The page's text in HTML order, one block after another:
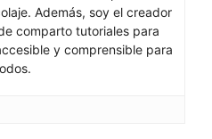
Además, soy el creador
comparto tutoriales para
y comprensible para